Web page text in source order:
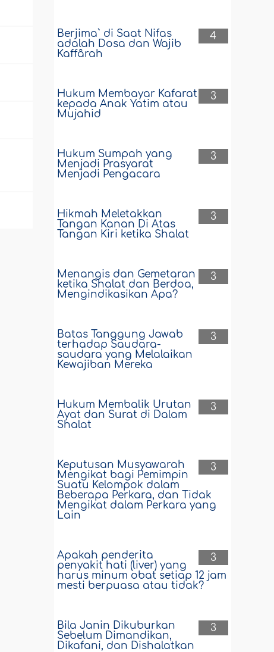
4
Berjima` di Saat Nifas
adalah Dosa dan Wajib
Kaffârah
3
Hukum Membayar Kafarat
kepada Anak Yatim atau
Mujahid
3
Hukum Sumpah yang
Menjadi Prasyarat
Menjadi Pengacara
3
Hikmah Meletakkan
Tangan Kanan Di Atas
Tangan Kiri ketika Shalat
3
Menangis dan Gemetaran
ketika Shalat dan Berdoa,
Mengindikasikan Apa?
3
Batas Tanggung Jawab
terhadap Saudara-
saudara yang Melalaikan
Kewajiban Mereka
3
Hukum Membalik Urutan
Ayat dan Surat di Dalam
Shalat
3
Keputusan Musyawarah
Mengikat bagi Pemimpin
Suatu Kelompok dalam
Beberapa Perkara, dan Tidak
Mengikat dalam Perkara yang
Lain
3
Apakah penderita
penyakit hati (liver) yang
harus minum obat setiap 12 jam
mesti berpuasa atau tidak?
3
Bila Janin Dikuburkan
Sebelum Dimandikan,
Dikafani, dan Dishalatkan